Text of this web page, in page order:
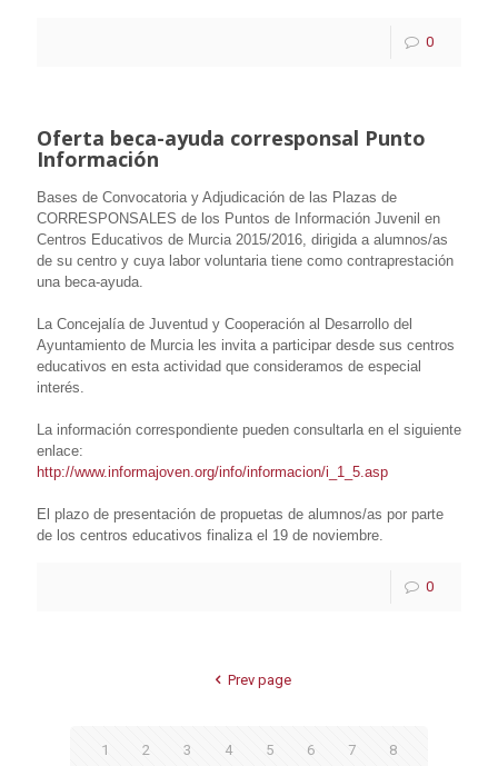
0
Oferta beca-ayuda corresponsal Punto
Información
Bases de Convocatoria y Adjudicación de las Plazas de
CORRESPONSALES de los Puntos de Información Juvenil en
Centros Educativos de Murcia 2015/2016, dirigida a alumnos/as
de su centro y cuya labor voluntaria tiene como contraprestación
una beca-ayuda.
La Concejalía de Juventud y Cooperación al Desarrollo del
Ayuntamiento de Murcia les invita a participar desde sus centros
educativos en esta actividad que consideramos de especial
interés.
La información correspondiente pueden consultarla en el siguiente
enlace:
http://www.informajoven.org/info/informacion/i_1_5.asp
El plazo de presentación de propuetas de alumnos/as por parte
de los centros educativos finaliza el 19 de noviembre.
0
Prev page
1 2 3 4 5 6 7 8